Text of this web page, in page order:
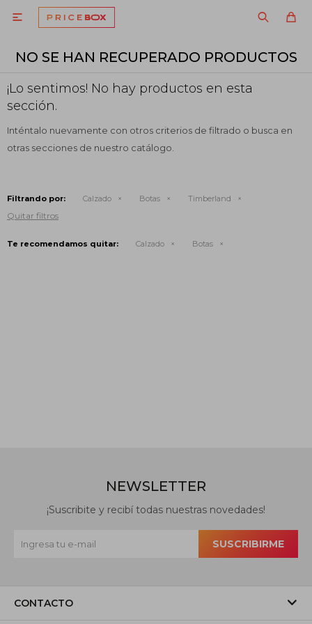

NO SE HAN RECUPERADO PRODUCTOS
¡Lo sentimos! No hay productos en esta
sección.
Inténtalo nuevamente con otros criterios de filtrado o busca en
otras secciones de nuestro catálogo.
Filtrando por: Calzado Botas Timberland
Quitar filtros
Te recomendamos quitar: Calzado Botas
CONTACTO
NEWSLETTER
¡Suscribite y recibí todas nuestras novedades!
SUSCRIBIRME